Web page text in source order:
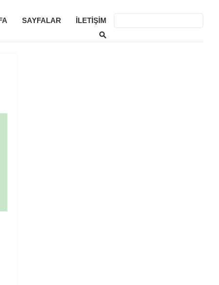
SAYFALAR İLETIŞIM